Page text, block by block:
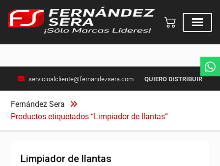
servicioalcliente@fernandezsera.com QUIERO DISTRIBUIR
Fernández Sera
Productos etiquetados “Limpiador de llantas”
Limpiador de llantas